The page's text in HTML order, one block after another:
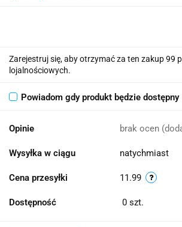
Zarejestruj się, aby otrzymać za ten zakup 99
lojalnościowych.
Powiadom gdy produkt będzie dostępny
Opinie brak ocen
Wysyłka w ciągu natychmiast
Cena przesyłki 11.99
Dostępność 0 szt.